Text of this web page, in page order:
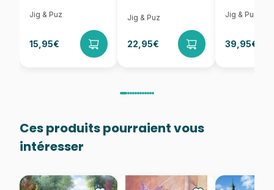
Jig & Puz
15,95€
Jig & Puz
22,95€
Jig & Puz
39,95€
Ces produits pourraient vous
intéresser